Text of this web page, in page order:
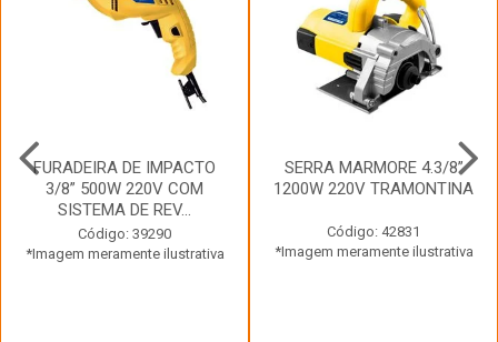
FURADEIRA DE IMPACTO
3/8” 500W 220V COM
SISTEMA DE REV...
Código: 39290
*Imagem meramente ilustrativa
SERRA MARMORE 4.3/8”
1200W 220V TRAMONTINA
Código: 42831
*Imagem meramente ilustrativa